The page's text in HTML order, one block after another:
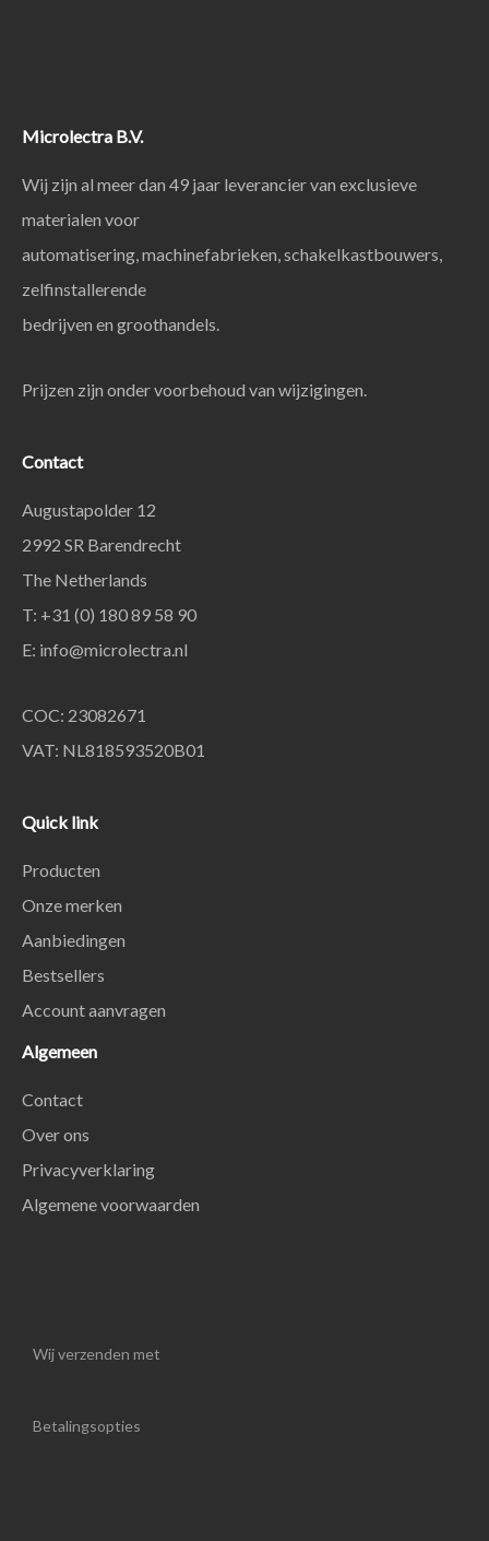
Microlectra B.V.
Wij zijn al meer dan 49 jaar leverancier van exclusieve
materialen voor
automatisering, machinefabrieken, schakelkastbouwers,
zelfinstallerende
bedrijven en groothandels.
Prijzen zijn onder voorbehoud van wijzigingen.
Contact
Augustapolder 12
2992 SR Barendrecht
The Netherlands
T: +31 (0) 180 89 58 90
E: info@microlectra.nl
COC: 23082671
VAT: NL818593520B01
Quick link
Producten
Onze merken
Aanbiedingen
Bestsellers
Account aanvragen
Algemeen
Contact
Over ons
Privacyverklaring
Algemene voorwaarden
Wij verzenden met
Betalingsopties